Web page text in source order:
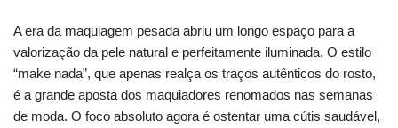
A era da maquiagem pesada abriu um longo espaço para a
valorização da pele natural e perfeitamente iluminada. O estilo
“make nada”, que apenas realça os traços autênticos do rosto,
é a grande aposta dos maquiadores renomados nas semanas
de moda. O foco absoluto agora é ostentar uma cútis saudável,